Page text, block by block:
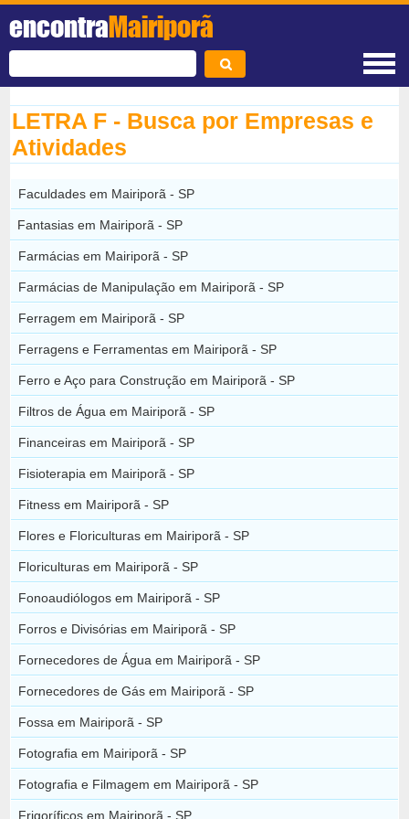
encontraMairiporã
LETRA F - Busca por Empresas e
Atividades
Faculdades em Mairiporã - SP
Fantasias em Mairiporã - SP
Farmácias em Mairiporã - SP
Farmácias de Manipulação em Mairiporã - SP
Ferragem em Mairiporã - SP
Ferragens e Ferramentas em Mairiporã - SP
Ferro e Aço para Construção em Mairiporã - SP
Filtros de Água em Mairiporã - SP
Financeiras em Mairiporã - SP
Fisioterapia em Mairiporã - SP
Fitness em Mairiporã - SP
Flores e Floriculturas em Mairiporã - SP
Floriculturas em Mairiporã - SP
Fonoaudiólogos em Mairiporã - SP
Forros e Divisórias em Mairiporã - SP
Fornecedores de Água em Mairiporã - SP
Fornecedores de Gás em Mairiporã - SP
Fossa em Mairiporã - SP
Fotografia em Mairiporã - SP
Fotografia e Filmagem em Mairiporã - SP
Frigoríficos em Mairiporã - SP